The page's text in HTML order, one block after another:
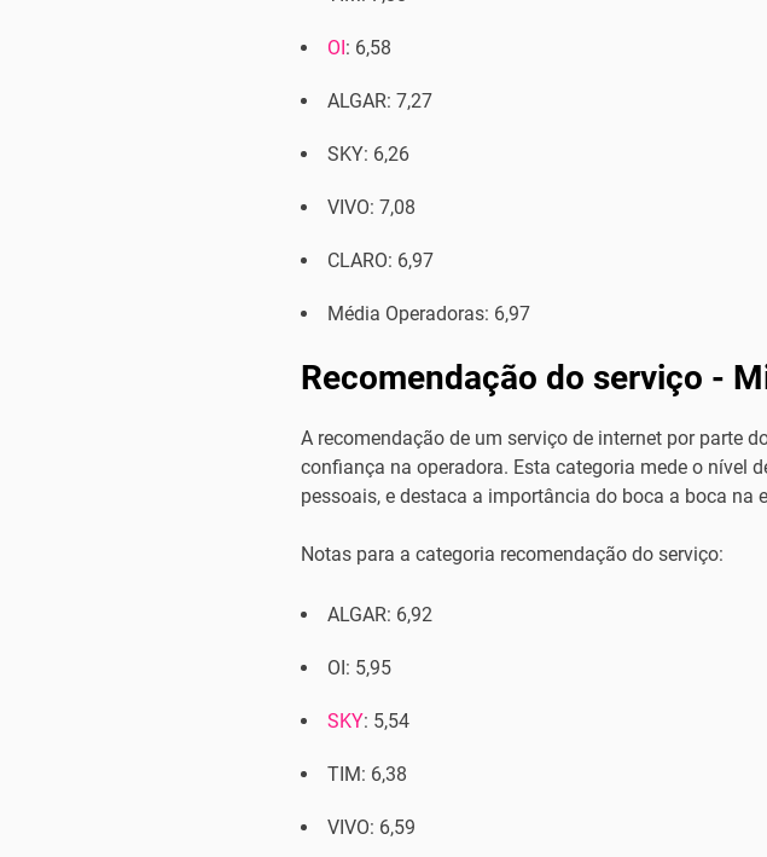
OI: 6,58
ALGAR: 7,27
SKY: 6,26
VIVO: 7,08
CLARO: 6,97
Média Operadoras: 6,97
Recomendação do serviço -
A recomendação de um serviço de internet por parte
confiança na operadora. Esta categoria mede o nível
pessoais, e destaca a importância do boca a boca na
Notas para a categoria recomendação do serviço:
ALGAR: 6,92
OI: 5,95
SKY: 5,54
TIM: 6,38
VIVO: 6,59